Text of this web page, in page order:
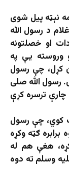
د فیل کال د ذي الحجې په ۱۵ یا ۱۶ مه نېټه پیل شوی
د رسول الله
او خصلتونه
وروسته یې په
کړل، چې رسول
رسول الله صلی
چارې ترسره کړې
کوي، چې رسول
برابره ګټه وکړه
هغې هم له
وسلم ته دوه